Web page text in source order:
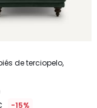
de terciopelo,
-15%